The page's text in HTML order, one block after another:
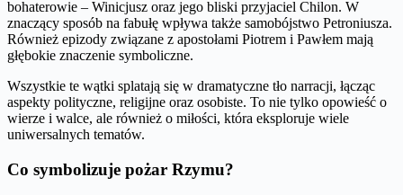
bohaterowie – Winicjusz oraz jego bliski przyjaciel Chilon. W
znaczący sposób na fabułę wpływa także samobójstwo Petroniusza.
Również epizody związane z apostołami Piotrem i Pawłem mają
głębokie znaczenie symboliczne.
Wszystkie te wątki splatają się w dramatyczne tło narracji, łącząc
aspekty polityczne, religijne oraz osobiste. To nie tylko opowieść o
wierze i walce, ale również o miłości, która eksploruje wiele
uniwersalnych tematów.
Co symbolizuje pożar Rzymu?